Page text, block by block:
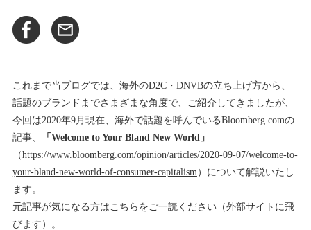
これまで当ブログでは、海外のD2C・DNVBの立ち上げ方から、
話題のブランドまでさまざまな角度で、ご紹介してきましたが、
今回は2020年9月現在、海外で話題を呼んでいるBloomberg.comの
記事、
「Welcome to Your Bland New World」
（https://www.bloomberg.com/opinion/articles/2020-09-07/welcome-to-
your-bland-new-world-of-consumer-capitalism ）について解説いたし
ます。
元記事が気になる方はこちらをご一読ください（外部サイトに飛
びます）。